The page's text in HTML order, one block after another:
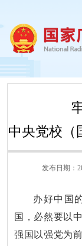
中央党校（
发布日期：
办好中国
国，必然要以
强国以强党为